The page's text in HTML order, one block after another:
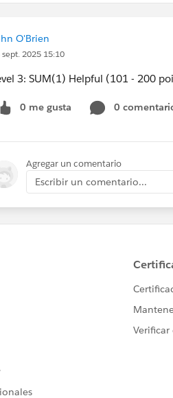
O'Brien
sept. 2025 15:10
3: SUM(1) Helpful (101 - 200
0 me gusta 0
Agregar un comentario
Escribir un comentario...